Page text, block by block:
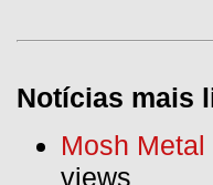
Notícias mais
Mosh
views